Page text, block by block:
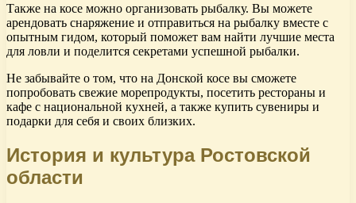
Также на косе можно организовать рыбалку. Вы можете
арендовать снаряжение и отправиться на рыбалку вместе с
опытным гидом, который поможет вам найти лучшие места
для ловли и поделится секретами успешной рыбалки.
Не забывайте о том, что на Донской косе вы сможете
попробовать свежие морепродукты, посетить рестораны и
кафе с национальной кухней, а также купить сувениры и
подарки для себя и своих близких.
История и культура Ростовской
области